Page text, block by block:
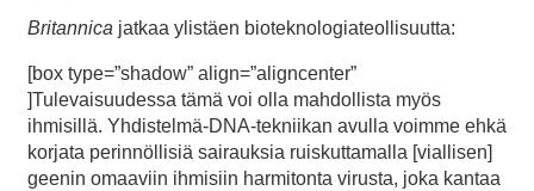
Britannica jatkaa ylistäen bioteknologiateollisuutta:
[box type=”shadow” align=”aligncenter”
]Tulevaisuudessa tämä voi olla mahdollista myös
ihmisillä. Yhdistelmä-DNA-tekniikan avulla voimme ehkä
korjata perinnöllisiä sairauksia ruiskuttamalla [viallisen]
geenin omaaviin ihmisiin harmitonta virusta, joka kantaa